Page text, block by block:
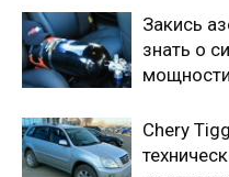
Закись
знать о
мощности
Chery